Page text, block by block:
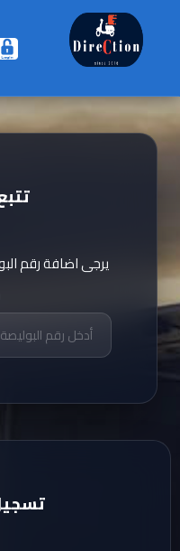
يرجى اضافة رقم